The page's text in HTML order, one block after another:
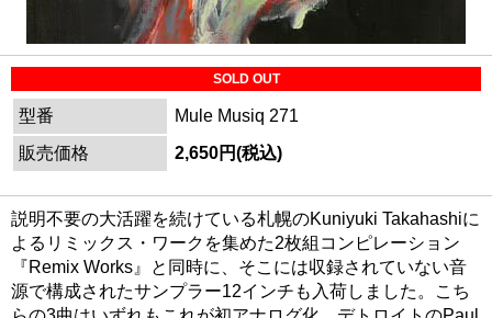
SOLD OUT
型番
Mule Musiq 271
販売価格
2,650円(税込)
説明不要の大活躍を続けている札幌のKuniyuki Takahashiに
よるリミックス・ワークを集めた2枚組コンピレーション
『Remix Works』と同時に、そこには収録されていない音
源で構成されたサンプラー12インチも入荷しました。こち